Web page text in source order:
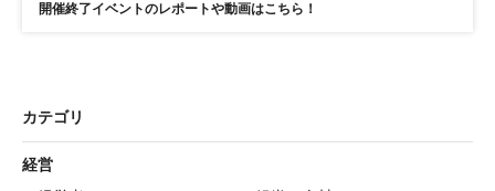
開催終了イベントのレポートや動画はこちら！
カテゴリ
経営